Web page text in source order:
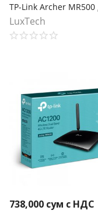
LuxTech
738,000 сум с НДС